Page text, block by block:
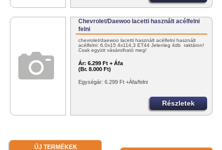
Chevrolet/Daewoo lacetti használt acélfelni
felni
chevrolet/daewoo lacetti használt acélfelni használt
acélfelni: 6,0x15 4x114,3 ET44 Jelenleg 4db raktáron!
Csak együtt vásárolható meg!
Ár: 6.299 Ft + Áfa
(Br. 8.000 Ft)
Egységár: 6.299 Ft +Áfa/felni
Részletek
ÚJ TERMÉKEK